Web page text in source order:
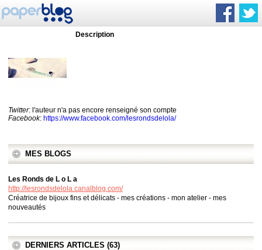
Description
Twitter: l'auteur n'a pas encore renseigné son compte
Facebook: https://www.facebook.com/lesrondsdelola/
MES BLOGS
Les Ronds de L o L a
http://lesrondsdelola.canalblog.com/
Créatrice de bijoux fins et délicats - mes créations - mon atelier - mes
nouveautés
DERNIERS ARTICLES (63)